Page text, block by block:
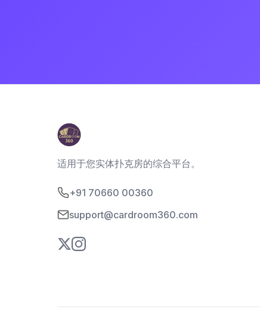
适用于您实体扑克房的综合平台。
+91 70660 00360
support@cardroom360.com